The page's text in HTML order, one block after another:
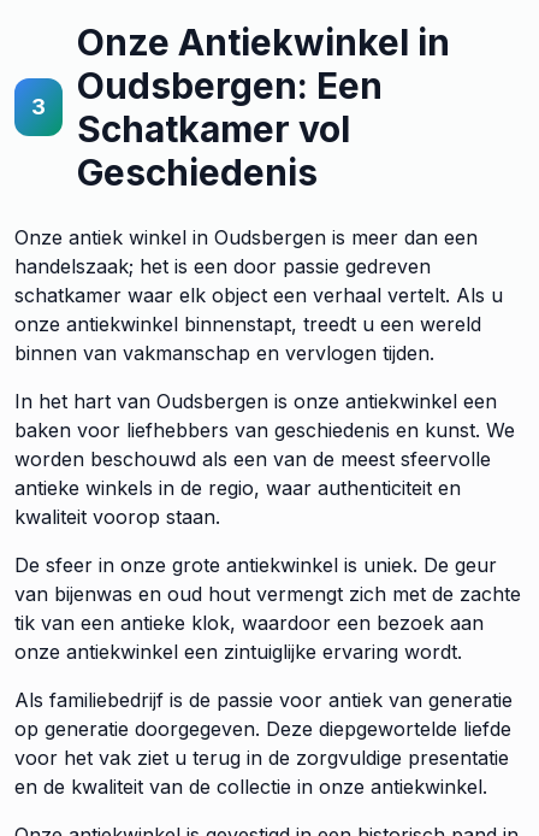
3
Onze Antiekwinkel in
Oudsbergen: Een
Schatkamer vol
Geschiedenis
Onze antiek winkel in Oudsbergen is meer dan een
handelszaak; het is een door passie gedreven
schatkamer waar elk object een verhaal vertelt. Als u
onze antiekwinkel binnenstapt, treedt u een wereld
binnen van vakmanschap en vervlogen tijden.
In het hart van Oudsbergen is onze antiekwinkel een
baken voor liefhebbers van geschiedenis en kunst. We
worden beschouwd als een van de meest sfeervolle
antieke winkels in de regio, waar authenticiteit en
kwaliteit voorop staan.
De sfeer in onze grote antiekwinkel is uniek. De geur
van bijenwas en oud hout vermengt zich met de zachte
tik van een antieke klok, waardoor een bezoek aan
onze antiekwinkel een zintuiglijke ervaring wordt.
Als familiebedrijf is de passie voor antiek van generatie
op generatie doorgegeven. Deze diepgewortelde liefde
voor het vak ziet u terug in de zorgvuldige presentatie
en de kwaliteit van de collectie in onze antiekwinkel.